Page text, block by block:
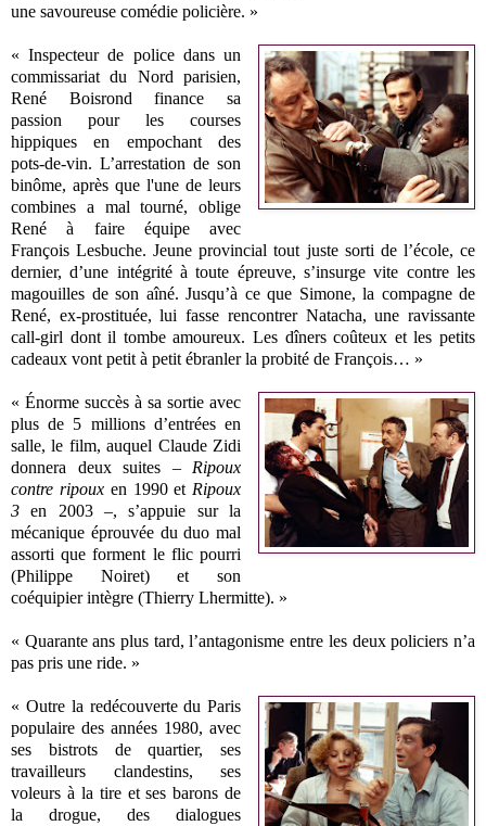
une savoureuse comédie policière. »
« Inspecteur de police dans un
commissariat du Nord parisien,
René Boisrond finance sa
passion pour les courses
hippiques en empochant des
pots-de-vin. L’arrestation de son
binôme, après que l'une de leurs
combines a mal tourné, oblige
René à faire équipe avec
François Lesbuche. Jeune provincial tout juste sorti de l’école, ce
dernier, d’une intégrité à toute épreuve, s’insurge vite contre les
magouilles de son aîné. Jusqu’à ce que Simone, la compagne de
René, ex-prostituée, lui fasse rencontrer Natacha, une ravissante
call-girl dont il tombe amoureux. Les dîners coûteux et les petits
cadeaux vont petit à petit ébranler la probité de François… »
« Énorme succès à sa sortie avec
plus de 5 millions d’entrées en
salle, le film, auquel Claude Zidi
donnera deux suites – Ripoux
contre ripoux en 1990 et Ripoux
3en 2003 –, s’appuie sur la
mécanique éprouvée du duo mal
assorti que forment le flic pourri
(Philippe Noiret) et son
coéquipier intègre (Thierry Lhermitte). »
« Quarante ans plus tard, l’antagonisme entre les deux policiers n’a
pas pris une ride. »
« Outre la redécouverte du Paris
populaire des années 1980, avec
ses bistrots de quartier, ses
travailleurs clandestins, ses
voleurs à la tire et ses barons de
la drogue, des dialogues